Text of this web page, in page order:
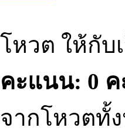
โหวต ให้กับ
คะแนน: 0
จากโหวตทั้